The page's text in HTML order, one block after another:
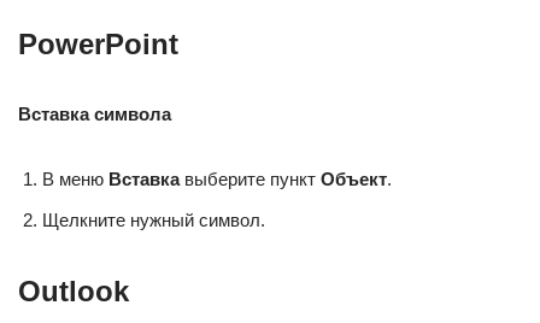
PowerPoint
Вставка символа
В меню Вставкавыберите пункт Объект.
Щелкните нужный символ.
Outlook